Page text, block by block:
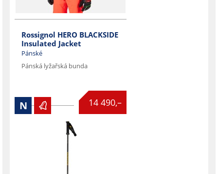
Rossignol HERO BLACKSIDE
Insulated Jacket
Pánské
Pánská lyžařská bunda
N 

14 490,–